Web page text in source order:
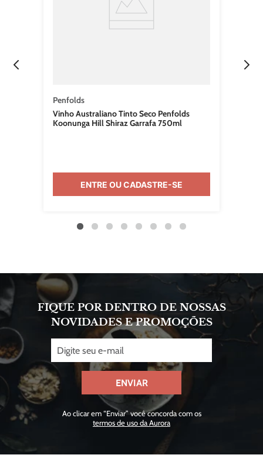
Penfolds
Vinho Australiano Tinto Seco Penfolds
Koonunga Hill Shiraz Garrafa 750ml
ENTRE OU CADASTRE-SE
FIQUE POR DENTRO DE NOSSAS
NOVIDADES E PROMOÇÕES
ENVIAR
Ao clicar em “Enviar” você concorda com os
termos de uso da Aurora